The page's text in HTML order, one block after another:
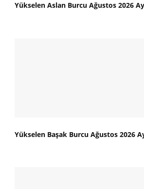
Yükselen Aslan Burcu Ağustos 2026
Yükselen Başak Burcu Ağustos 2026